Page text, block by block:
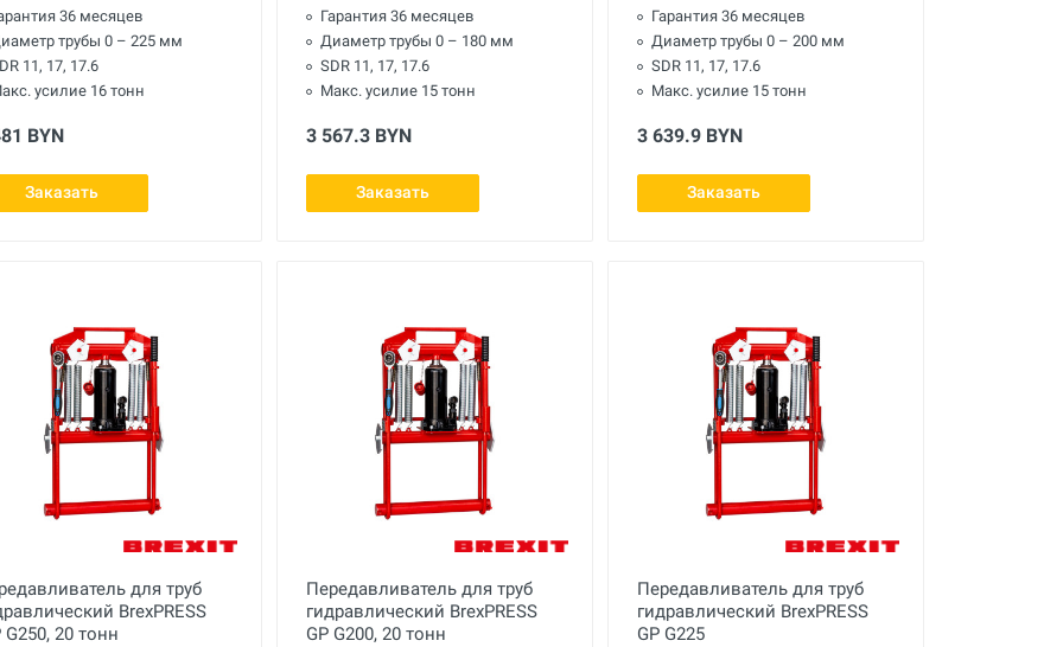
36 месяцев
трубы 0 – 225 мм
11, 17, 17.6
усилие 16 тонн
BYN
Заказать
Гарантия 36 месяцев
Диаметр трубы 0 – 180 мм
SDR 11, 17, 17.6
Макс. усилие 15 тонн
3 567.3 BYN
Заказать
Гарантия 36 месяцев
Диаметр трубы 0 – 200 мм
SDR 11, 17, 17.6
Макс. усилие 15 тонн
3 639.9 BYN
Заказать
для труб
BrexPRESS
G250, 20 тонн
Передавливатель для труб
гидравлический BrexPRESS
GP G200, 20 тонн
Передавливатель для труб
гидравлический BrexPRESS
GP G225